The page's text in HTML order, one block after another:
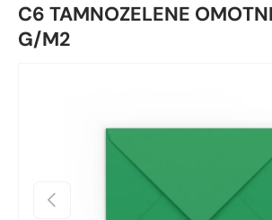
C6 TAMNOZELENE
G/M2
Prethodno